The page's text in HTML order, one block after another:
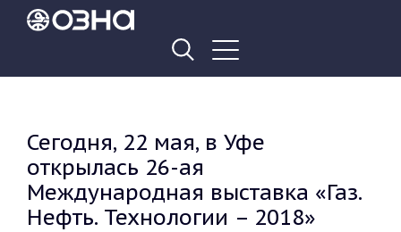
Сегодня, 22 мая, в Уфе
открылась 26-ая
Международная выставка «Газ.
Нефть. Технологии – 2018»